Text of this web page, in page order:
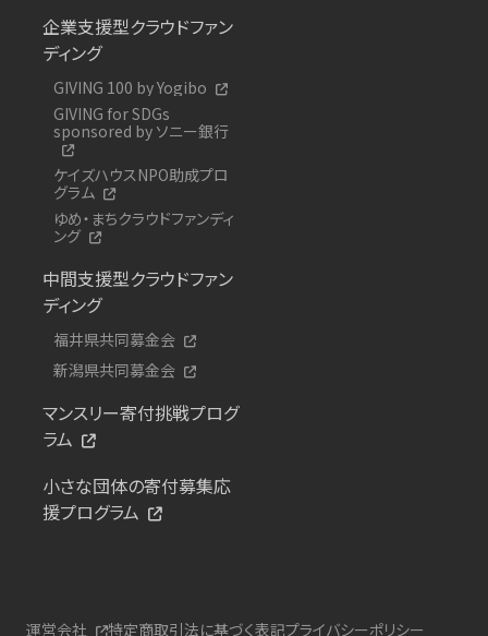
企業支援型クラウドファン
ディング
GIVING 100 by Yogibo
GIVING for SDGs
sponsored by ソニー銀行
ケイズハウスNPO助成プロ
グラム
ゆめ・まちクラウドファンディ
ング
中間支援型クラウドファン
ディング
福井県共同募金会
新潟県共同募金会
マンスリー寄付挑戦プログ
ラム
小さな団体の寄付募集応
援プログラム
運営会社 特定商取引法に基づく表記プライバシーポリシー